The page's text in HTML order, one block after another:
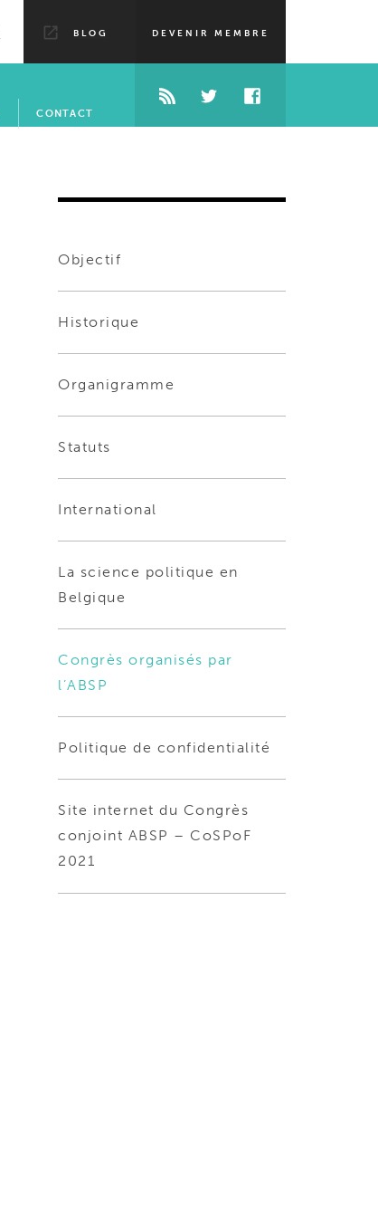
DEVENIR MEMBRE
BLOG
CONTACT
Objectif
Historique
Organigramme
Statuts
International
La science politique en
Belgique
Congrès organisés par
l’ABSP
Politique de confidentialité
Site internet du Congrès
conjoint ABSP – CoSPoF
2021